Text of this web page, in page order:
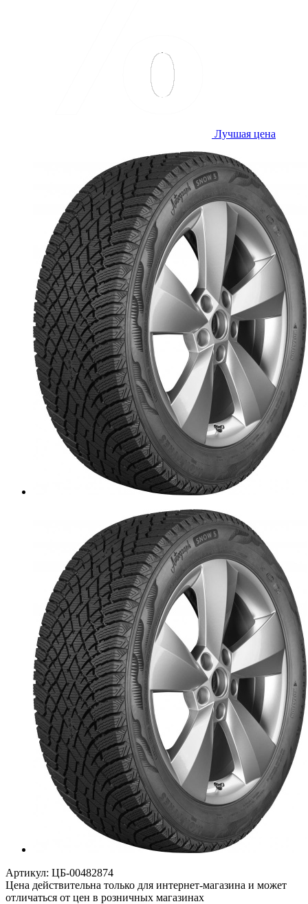
Лучшая цена
Артикул: ЦБ-00482874
Цена действительна только для интернет-магазина и может
отличаться от цен в розничных магазинах